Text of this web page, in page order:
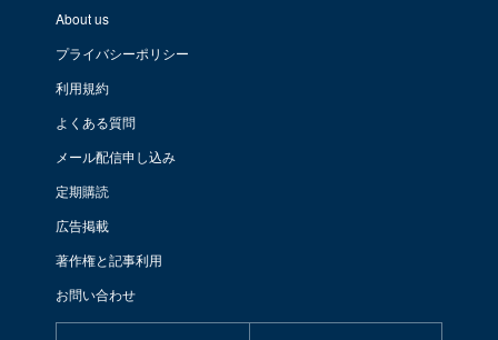
About us
プライバシーポリシー
利用規約
よくある質問
メール配信申し込み
定期購読
広告掲載
著作権と記事利用
お問い合わせ